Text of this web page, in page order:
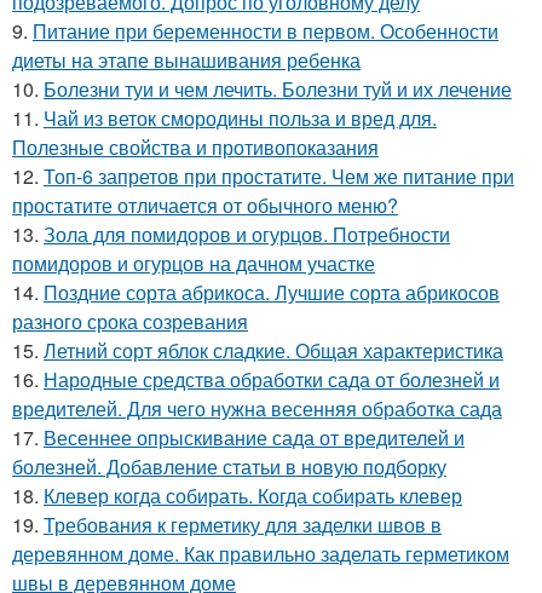
9. Питание при беременности в первом. Особенности
диеты на этапе вынашивания ребенка
10. Болезни туи и чем лечить. Болезни туй и их лечение
11. Чай из веток смородины польза и вред для.
Полезные свойства и противопоказания
12. Топ-6 запретов при простатите. Чем же питание при
простатите отличается от обычного меню?
13. Зола для помидоров и огурцов. Потребности
помидоров и огурцов на дачном участке
14. Поздние сорта абрикоса. Лучшие сорта абрикосов
разного срока созревания
15. Летний сорт яблок сладкие. Общая характеристика
16. Народные средства обработки сада от болезней и
вредителей. Для чего нужна весенняя обработка сада
17. Весеннее опрыскивание сада от вредителей и
болезней. Добавление статьи в новую подборку
18. Клевер когда собирать. Когда собирать клевер
19. Требования к герметику для заделки швов в
деревянном доме. Как правильно заделать герметиком
швы в деревянном доме